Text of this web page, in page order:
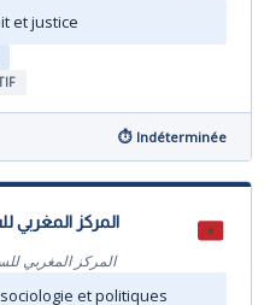
et justice
⏱ Indéterminée
المركز المغربي
المركز المغربي
et politiques